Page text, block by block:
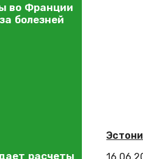
во Франции
болезней
расчеты